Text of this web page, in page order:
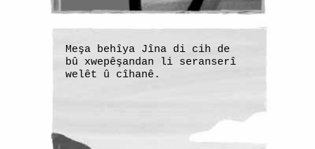
Meşa behîya Jîna di cih de
bû xwepêşandan li seranserî
welêt û cîhanê.